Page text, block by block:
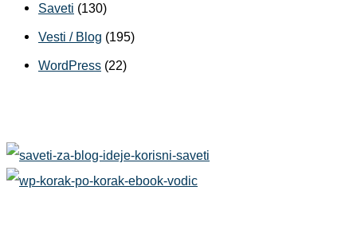
Saveti (130)
Vesti / Blog (195)
WordPress (22)